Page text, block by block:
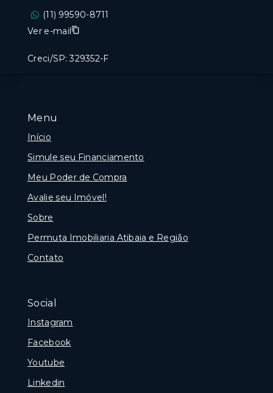
Menu
Início
Simule seu Financiamento
Meu Poder de Compra
Avalie seu Imóvel!
Sobre
Permuta Imobiliaria Atibaia e Região
Contato
Social
Instagram
Facebook
Youtube
Linkedin
(11) 99590-8711
Ver e-mail
Creci/SP: 329352-F